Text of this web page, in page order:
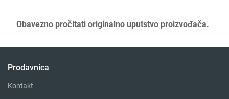
Obavezno pročitati originalno uputstvo proizvođača.
Prodavnica
Kontakt